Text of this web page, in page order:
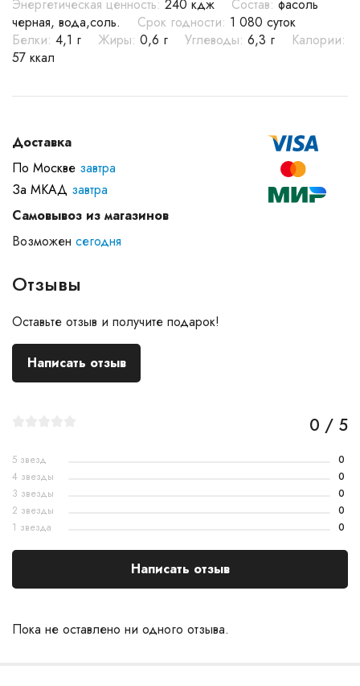
Энергетическая ценность: 240 кдж Состав: фасоль
черная, вода,соль.
Срок годности: 1 080 суток
Белки: 4,1 г Жиры: 0,6 г Углеводы: 6,3 г
Калории:
57 ккал
Доставка
По Москве завтра
За МКАД завтра
Самовывоз из магазинов
Возможен сегодня
Отзывы
Оставьте отзыв и получите подарок!
Написать отзыв
Пока не оставлено ни одного отзыва.
0 / 5
5 звезд
0
4 звезды
0
3 звезды
0
2 звезды
0
1 звезда
0
Написать отзыв